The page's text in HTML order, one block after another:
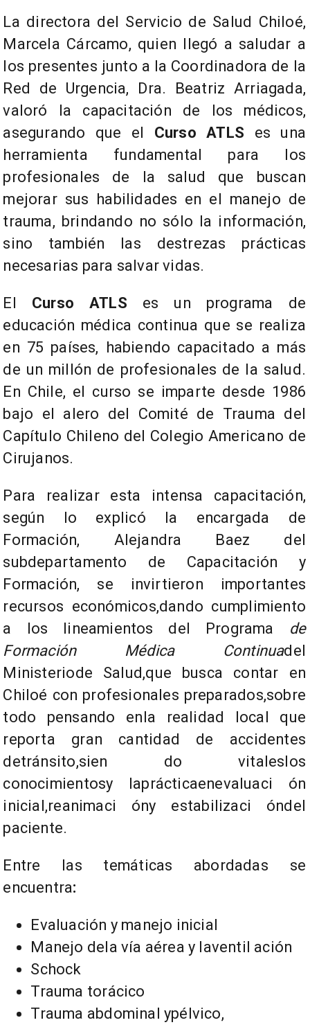
La directora del Servicio de Salud Chiloé,
Marcela Cárcamo, quien llegó a saludar a
los presentes junto a la Coordinadora de la
Red de Urgencia, Dra. Beatriz Arriagada,
valoró la capacitación de los médicos,
asegurando que el Curso ATLS es una
herramienta fundamental para los
profesionales de la salud que buscan
mejorar sus habilidades en el manejo de
trauma, brindando no sólo la información,
sino también las destrezas prácticas
necesarias para salvar vidas.
El Curso ATLS es un programa de
educación médica continua que se realiza
en 75 países, habiendo capacitado a más
de un millón de profesionales de la salud.
En Chile, el curso se imparte desde 1986
bajo el alero del Comité de Trauma del
Capítulo Chileno del Colegio Americano de
Cirujanos.
Para realizar esta intensa capacitación,
según lo explicó la encargada de
Formación, Alejandra Baez del
subdepartamento de Capacitación y
Formación, se invirtieron importantes
recursos económicos,dando cumplimiento
a los lineamientos del Programa de
Formación Médica Continuadel
Ministeriode Salud,que busca contar en
Chiloé con profesionales preparados,sobre
todo pensando enla realidad local que
reporta gran cantidad de accidentes
detránsito,sien do vitaleslos
conocimientosy laprácticaenevaluaci ón
inicial,reanimaci óny estabilizaci óndel
paciente.
Entre las temáticas abordadas se
encuentra:
Evaluación y manejo inicial
Manejo dela vía aérea y laventil ación
Schock
Trauma torácico
Trauma abdominal ypélvico,